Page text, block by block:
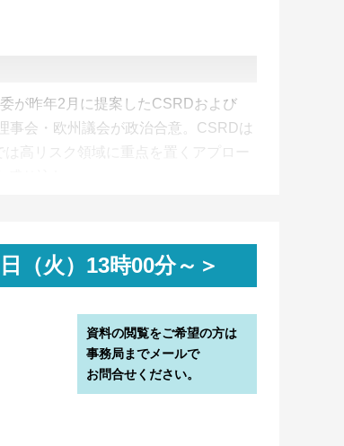
が昨年2月に提案したCSRDおよび
事会・欧州議会が政治合意。CSRDは
高リスク領域に重点を置くアプロー
案の公表があった。後者に関しては
あり、ES2月号にて詳報予定。
（火）13時00分～＞
資料の閲覧をご希望の方は
事務局までメールで
お問合せください。